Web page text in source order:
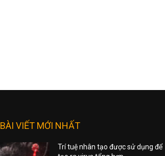
BÀI VIẾT MỚI NHẤT
Trí tuệ nhân tạo được sử dụng để